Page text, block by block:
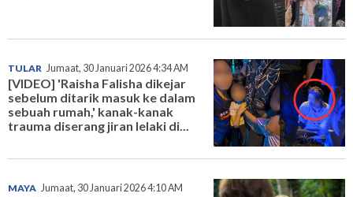
TULAR Jumaat, 30 Januari 2026 4:34 AM
[VIDEO] 'Raisha Falisha dikejar
sebelum ditarik masuk ke dalam
sebuah rumah,' kanak-kanak
trauma diserang jiran lelaki di...
MAYA Jumaat, 30 Januari 2026 4:10 AM